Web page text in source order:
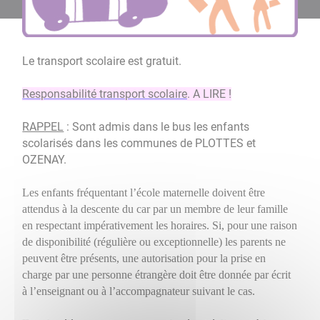
Le transport scolaire est gratuit.
Responsabilité transport scolaire. A LIRE !
RAPPEL : Sont admis dans le bus les enfants
scolarisés dans les communes de PLOTTES et
OZENAY.
Les enfants fréquentant l’école maternelle doivent être
attendus à la descente du car par un membre de leur famille
en respectant impérativement les horaires. Si, pour une raison
de disponibilité (régulière ou exceptionnelle) les parents ne
peuvent être présents, une autorisation pour la prise en
charge par une personne étrangère doit être donnée par écrit
à l’enseignant ou à l’accompagnateur suivant le cas.